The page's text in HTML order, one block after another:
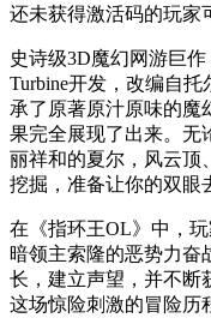
还未获得激活码的玩家
史诗级3D魔幻网游巨
Turbine开发，改编自
承了原著原汁原味的魔
果完全展现了出来。无
丽祥和的夏尔，风云顶
挖掘，准备让你的双眼
在《指环王OL》中，
暗领主索隆的恶势力奋
长，建立声望，并不断
这场惊险刺激的冒险历